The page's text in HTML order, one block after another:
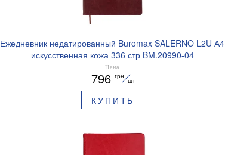
Ежедневник недатированный Buromax SALERNO L2U А4
искусственная кожа 336 стр BM.20990-04
Цена
796 грн
шт
КУПИТЬ